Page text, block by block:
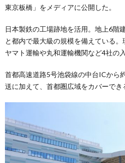
東京板橋」をメディアに公開した。
日本製鉄の工場跡地を活用。地上6階
と都内で最大級の規模を備えている。
ヤマト運輸や丸和運輸機関など4社の
首都高速道路5号池袋線の中台ICから
送に加えて、首都圏広域をカバーでき